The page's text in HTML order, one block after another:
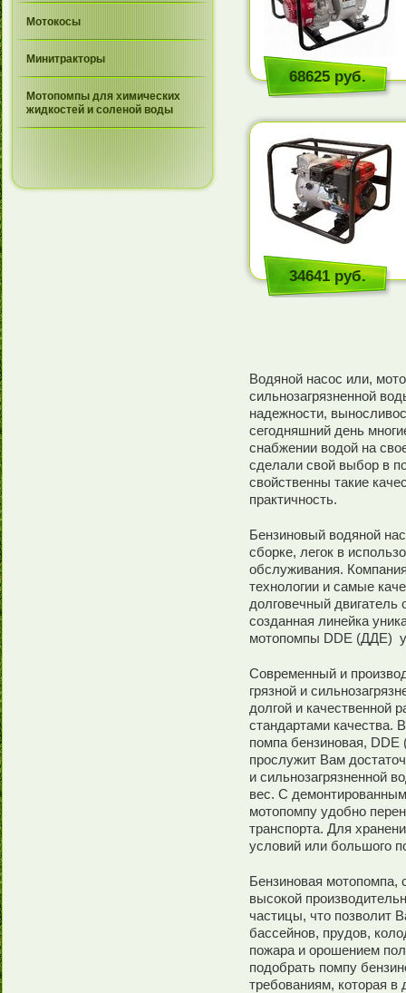
Мотокосы
Минитракторы
Мотопомпы для химических
жидкостей и соленой воды
68625 руб.
34641 руб.
Водяной насос или,
сильнозагрязненной
надежности,
сегодняшний день
снабжении водой на
сделали свой выбор в
свойственны такие
практичность.
Бензиновый водяной
сборке, легок в
обслуживания.
технологии и самые
долговечный двигатель
созданная линейка
мотопомпы DDE (ДДЕ)
Современный и
грязной и
долгой и качественной
стандартами качества.
помпа бензиновая,
прослужит Вам
и сильнозагрязненной
вес. С
мотопомпу удобно
транспорта. Для
условий или большого
Бензиновая мотопомпа,
высокой
частицы, что позволит
бассейнов, прудов,
пожара и орошением
подобрать помпу
требованиям, которая